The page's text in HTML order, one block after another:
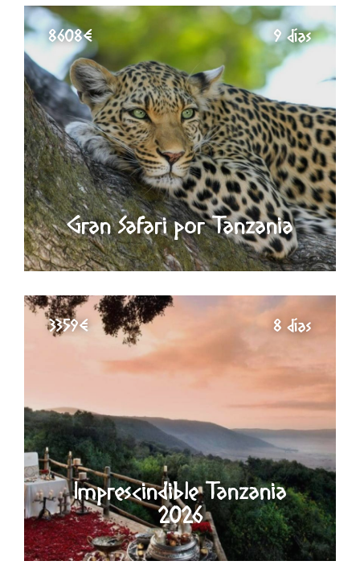
Gran Safari por Tanzania
8608€ 9 días
Imprescindible Tanzania
2026
3359€ 8 días